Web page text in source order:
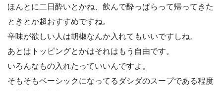
ほんとに二日酔いとかね、飲んで酔っぱらって帰ってきた
ときとか超おすすめですね。
辛味が欲しい人は胡椒なんか入れてもいいですしね。
あとはトッピングとかはそれはもう自由です。
いろんなもの入れたっていいんですよ。
そもそもベーシックになってるダシダのスープである程度